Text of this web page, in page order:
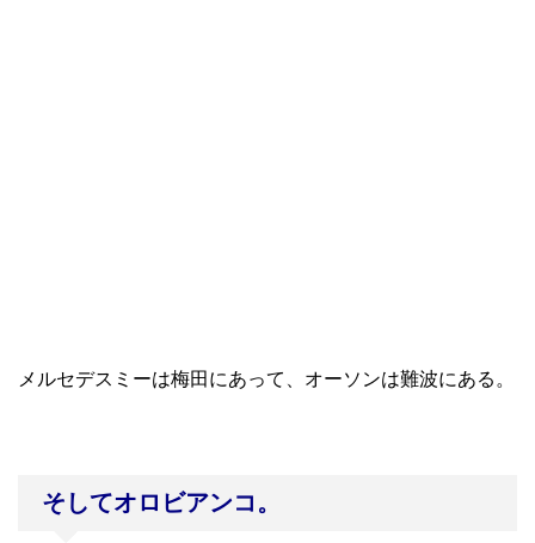
メルセデスミーは梅田にあって、オーソンは難波にある。
そしてオロビアンコ。